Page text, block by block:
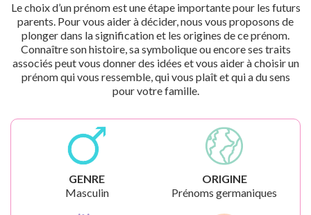
Le choix d’un prénom est une étape importante pour les futurs
parents. Pour vous aider à décider, nous vous proposons de
plonger dans la signification et les origines de ce prénom.
Connaître son histoire, sa symbolique ou encore ses traits
associés peut vous donner des idées et vous aider à choisir un
prénom qui vous ressemble, qui vous plaît et qui a du sens
pour votre famille.
GENRE
Masculin
ORIGINE
Prénoms germaniques